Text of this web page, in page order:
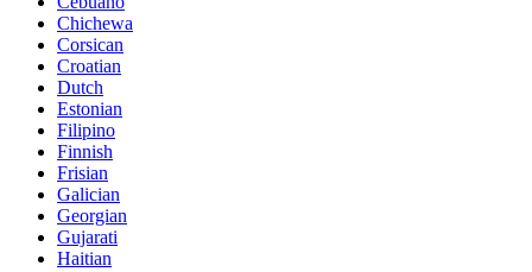
Chichewa
Corsican
Croatian
Dutch
Estonian
Filipino
Finnish
Frisian
Galician
Georgian
Gujarati
Haitian